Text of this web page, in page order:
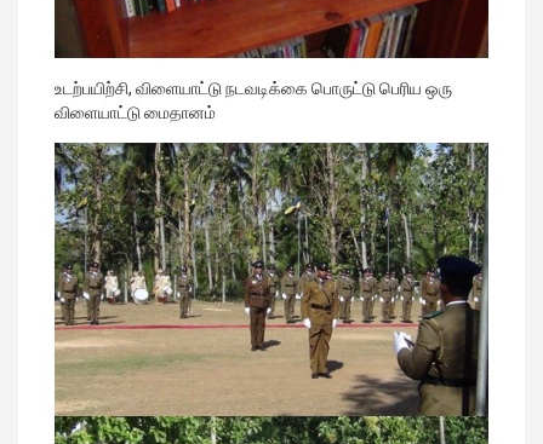
உடற்பயிற்சி, விளையாட்டு நடவடிக்கை பொருட்டு பெரிய ஒரு
விளையாட்டு மைதானம்